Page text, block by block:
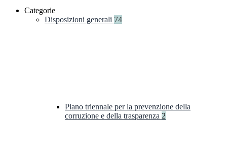
Categorie
Disposizioni generali 74
Piano triennale per la prevenzione della
corruzione e della trasparenza 2